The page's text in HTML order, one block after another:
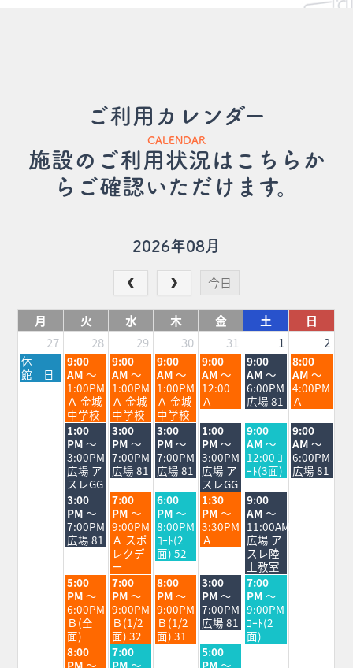
ご利用カレンダー
CALENDAR
施設のご利用状況はこちらか
らご確認いただけます。
2026年08月
今日
月 火 水 木 金 土
日
27
28 29 30 31 1 2
月
曜
日,
休
館 日
火
曜
日,
7
月
28th
2026
9:00
AM ～
1:00PM
Ａ 金城
中学校
水
曜
日,
7
月
29th
2026
9:00
AM ～
1:00PM
Ａ 金城
中学校
木
曜
日,
7
月
30th
2026
9:00
AM ～
1:00PM
Ａ 金城
中学校
金
曜
日,
7
月
31st
2026
9:00
AM ～
12:00
Ａ
土
曜
日,
8
月
1st
2026
9:00
AM ～
6:00PM
広場 81
日
曜
日,
8
月
2nd
2026
8:00
AM ～
4:00PM
Ａ
火
曜
日,
7
月
28th
2026
1:00
PM ～
3:00PM
広場 ア
スレGG
水
曜
日,
7
月
29th
2026
3:00
PM ～
7:00PM
広場 81
木
曜
日,
7
月
30th
2026
3:00
PM ～
7:00PM
広場 81
金
曜
日,
7
月
31st
2026
1:00
PM ～
3:00PM
広場 ア
スレGG
土
曜
日,
8
月
1st
2026
9:00
AM ～
12:00 ｺ
ｰﾄ(3面)
日
曜
日,
8
月
9:00
AM ～
6:00PM
広場 81
火
曜
日,
7
月
2026
3:00
PM ～
7:00PM
広場 81
水
曜
日,
7
月
29th
2026
7:00
PM ～
9:00PM
Ａ スポ
レクデ
ー
木
曜
日,
7
月
30th
2026
6:00
PM ～
8:00PM
ｺｰﾄ(2
面) 52
金
曜
日,
7
月
2026
1:30
PM ～
3:30PM
Ａ
土
曜
日,
8
月
1st
2026
9:00
AM ～
11:00AM
広場 ア
スレ陸
上教室
火
曜
日,
7
月
28th
2026
5:00
PM ～
6:00PM
Ｂ(全
面)
水
曜
日,
7
月
29th
2026
7:00
PM ～
9:00PM
Ｂ(1/2
面) 32
木
曜
日,
7
月
30th
8:00
PM ～
9:00PM
Ｂ(1/2
面) 31
金
曜
日,
7
月
31st
2026
3:00
PM ～
7:00PM
広場 81
土
曜
日,
8
月
1st
7:00
PM ～
9:00PM
ｺｰﾄ(2
面)
火
曜
8:00
PM ～
水
曜
7:00
PM ～
金
曜
5:00
PM ～